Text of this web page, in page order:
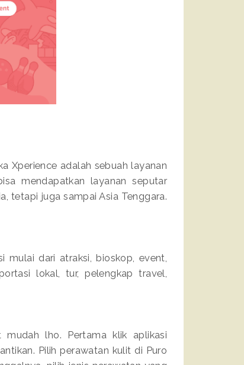
Xperience adalah sebuah layanan
mendapatkan layanan seputar
tetapi juga sampai Asia Tenggara.
mulai dari atraksi, bioskop, event,
lokal, tur, pelengkap travel,
mudah lho. Pertama klik aplikasi
Pilih perawatan kulit di Puro